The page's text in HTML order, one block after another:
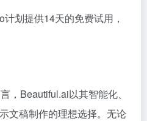
划提供14天的免费试用，
，Beautiful.ai以其智能化、
文稿制作的理想选择。无论